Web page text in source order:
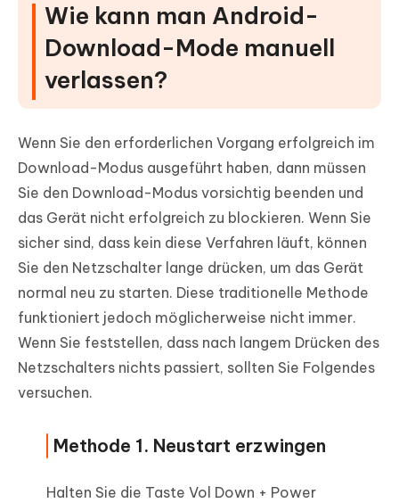
Wie kann man Android-
Download-Mode manuell
verlassen?
Wenn Sie den erforderlichen Vorgang erfolgreich im
Download-Modus ausgeführt haben, dann müssen
Sie den Download-Modus vorsichtig beenden und
das Gerät nicht erfolgreich zu blockieren. Wenn Sie
sicher sind, dass kein diese Verfahren läuft, können
Sie den Netzschalter lange drücken, um das Gerät
normal neu zu starten. Diese traditionelle Methode
funktioniert jedoch möglicherweise nicht immer.
Wenn Sie feststellen, dass nach langem Drücken des
Netzschalters nichts passiert, sollten Sie Folgendes
versuchen.
Methode 1. Neustart erzwingen
Halten Sie die Taste Vol Down + Power